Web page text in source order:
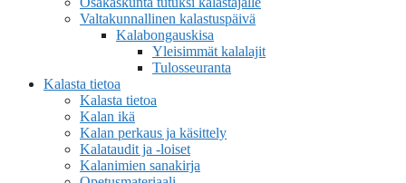
Valtakunnallinen kalastuspäivä
Kalabongauskisa
Yleisimmät kalalajit
Tulosseuranta
Kalasta tietoa
Kalasta tietoa
Kalan ikä
Kalan perkaus ja käsittely
Kalataudit ja -loiset
Kalanimien sanakirja